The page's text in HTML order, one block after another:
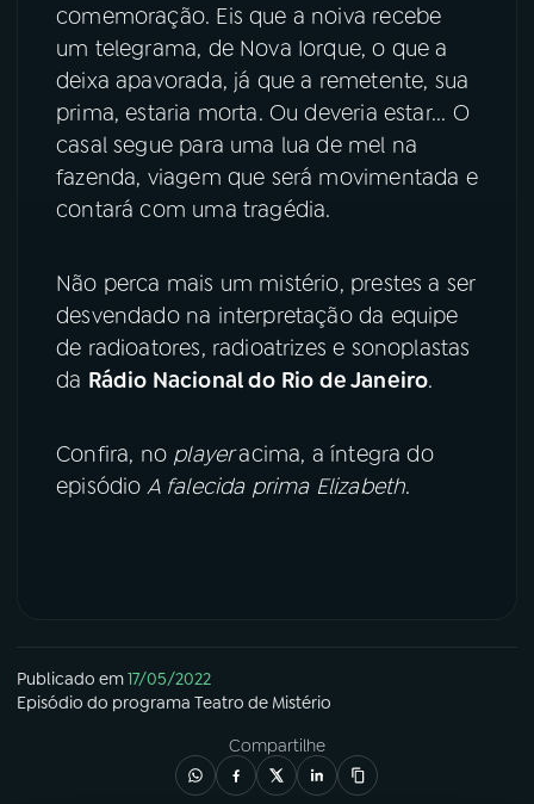
comemoração. Eis que a noiva recebe
um telegrama, de Nova Iorque, o que a
deixa apavorada, já que a remetente, sua
prima, estaria morta. Ou deveria estar... O
casal segue para uma lua de mel na
fazenda, viagem que será movimentada e
contará com uma tragédia.
Não perca mais um mistério, prestes a ser
desvendado na interpretação da equipe
de radioatores, radioatrizes e sonoplastas
da Rádio Nacional do Rio de Janeiro.
Confira, no playeracima, a íntegra do
episódio A falecida prima Elizabeth.
Publicado em17/05/2022
Episódio do programa Teatro de Mistério
Compartilhe